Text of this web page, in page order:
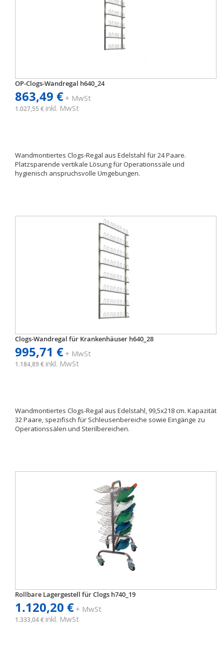
OP-Clogs-Wandregal h640_24
863,49 €+ MwSt
1.027,55 € inkl. MwSt
Wandmontiertes Clogs-Regal aus Edelstahl für 24 Paare.
Platzsparende vertikale Lösung für Operationssäle und
hygienisch anspruchsvolle Umgebungen.
Clogs-Wandregal für Krankenhäuser h640_28
995,71 €+ MwSt
1.184,89 € inkl. MwSt
Wandmontiertes Clogs-Regal aus Edelstahl, 99,5x218 cm. Kapazität
32 Paare, spezifisch für Schleusenbereiche sowie Eingänge zu
Operationssälen und Sterilbereichen.
Rollbare Lagergestell für Clogs h740_19
1.120,20 €+ MwSt
1.333,04 € inkl. MwSt